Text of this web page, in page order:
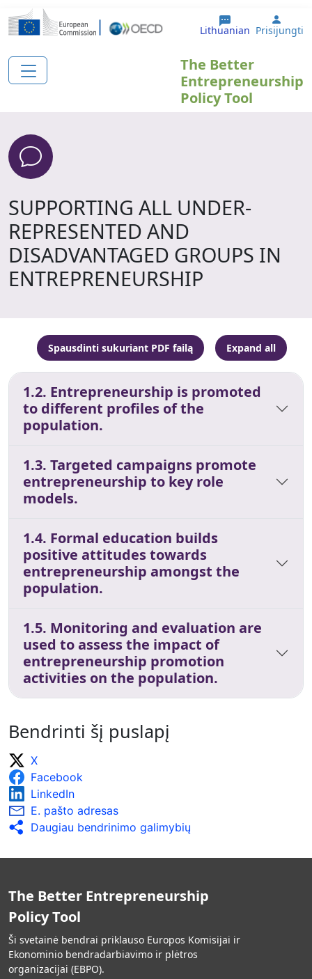
Pereiti į pagrindinį turinį
Lithuanian User
Prisijungti
The Better
Entrepreneurship
Policy Tool
SUPPORTING ALL UNDER-
REPRESENTED AND
DISADVANTAGED GROUPS IN
ENTREPRENEURSHIP
Spausdinti sukuriant PDF failą Expand all
1.2. Entrepreneurship is promoted
to different profiles of the
population.
1.3. Targeted campaigns promote
entrepreneurship to key role
models.
1.4. Formal education builds
positive attitudes towards
entrepreneurship amongst the
population.
1.5. Monitoring and evaluation are
used to assess the impact of
entrepreneurship promotion
activities on the population.
Bendrinti šį puslapį
X
Facebook
LinkedIn
E. pašto adresas
Daugiau bendrinimo galimybių
The Better Entrepreneurship
Policy Tool
Ši svetainė bendrai priklauso Europos Komisijai ir
Ekonominio bendradarbiavimo ir plėtros
organizacijai (EBPO).